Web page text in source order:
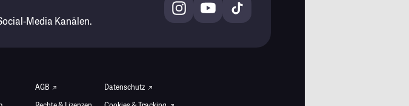
Media Kanälen.
AGB
Datenschutz